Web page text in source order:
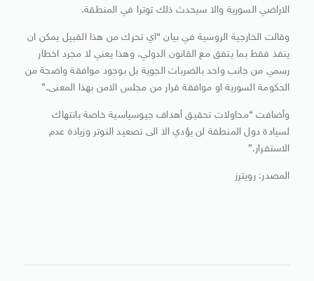
الاراضي السورية والا سيحدث ذلك توترا في المنطقة.
وقالت الخارجية الروسية في بيان “اي تحرك من هذا القبيل يمكن ان
ينفذ فقط بما يتفق مع القانون الدولي. وهذا يعني لا مجرد اخطار
رسمي من جانب واحد بالضربات الجوية بل بوجود موافقة واضحة من
الحكومة السورية او موافقة قرار من مجلس الامن بهذا المعنى.”
وأضافت “محاولات تحقيق أهداف جيوسياسية خاصة بانتهاك
لسيادة دول المنطقة لن يؤدي الا الى تصعيد التوتر وزيادة عدم
الاستقرار.”
المصدر: رويترز